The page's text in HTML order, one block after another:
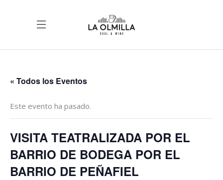
« Todos los Eventos
Este evento ha pasado.
VISITA TEATRALIZADA POR EL
BARRIO DE BODEGA POR EL
BARRIO DE PEÑAFIEL